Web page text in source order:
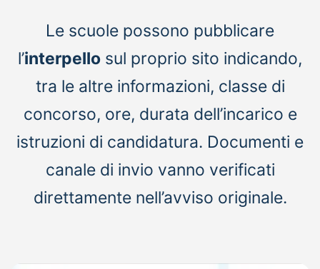
Le scuole possono pubblicare
l’interpello sul proprio sito indicando,
tra le altre informazioni, classe di
concorso, ore, durata dell’incarico e
istruzioni di candidatura. Documenti e
canale di invio vanno verificati
direttamente nell’avviso originale.